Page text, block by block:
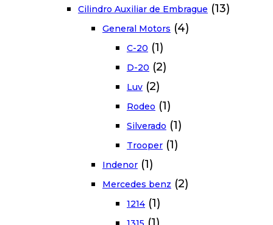
Cilindro Auxiliar de Embrague (13)
General Motors (4)
C-20 (1)
D-20 (2)
Luv (2)
Rodeo (1)
Silverado (1)
Trooper (1)
Indenor (1)
Mercedes benz (2)
1214 (1)
(1)